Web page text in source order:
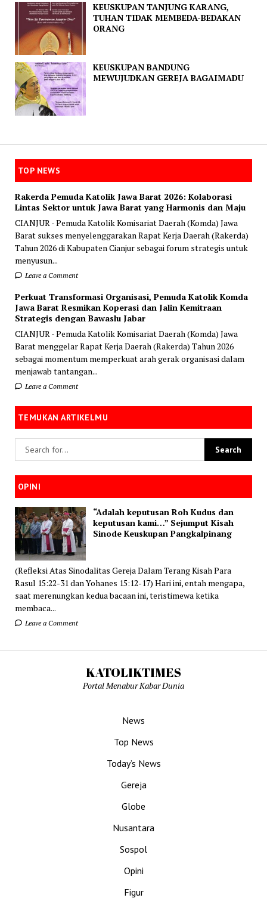
KEUSKUPAN TANJUNG KARANG,
TUHAN TIDAK MEMBEDA-BEDAKAN
ORANG
KEUSKUPAN BANDUNG
MEWUJUDKAN GEREJA BAGAIMADU
TOP NEWS
Rakerda Pemuda Katolik Jawa Barat 2026: Kolaborasi
Lintas Sektor untuk Jawa Barat yang Harmonis dan Maju
CIANJUR - Pemuda Katolik Komisariat Daerah (Komda) Jawa
Barat sukses menyelenggarakan Rapat Kerja Daerah (Rakerda)
Tahun 2026 di Kabupaten Cianjur sebagai forum strategis untuk
menyusun...
Leave a Comment
Perkuat Transformasi Organisasi, Pemuda Katolik Komda
Jawa Barat Resmikan Koperasi dan Jalin Kemitraan
Strategis dengan Bawaslu Jabar
CIANJUR - Pemuda Katolik Komisariat Daerah (Komda) Jawa
Barat menggelar Rapat Kerja Daerah (Rakerda) Tahun 2026
sebagai momentum memperkuat arah gerak organisasi dalam
menjawab tantangan...
Leave a Comment
TEMUKAN ARTIKELMU
OPINI
“Adalah keputusan Roh Kudus dan
keputusan kami…” Sejumput Kisah
Sinode Keuskupan Pangkalpinang
(Refleksi Atas Sinodalitas Gereja Dalam Terang Kisah Para
Rasul 15:22-31 dan Yohanes 15:12-17) Hari ini, entah mengapa,
saat merenungkan kedua bacaan ini, teristimewa ketika
membaca...
Leave a Comment
KATOLIKTIMES
Portal Menabur Kabar Dunia
News
Top News
Today’s News
Gereja
Globe
Nusantara
Sospol
Opini
Figur